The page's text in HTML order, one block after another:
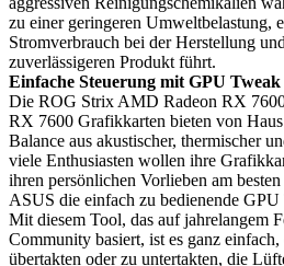
zu einer geringeren Umweltbelastung,
Stromverbrauch bei der Herstellung
zuverlässigeren Produkt führt.
Einfache Steuerung mit GPU
Die ROG Strix AMD Radeon RX
RX 7600 Grafikkarten bieten von
Balance aus akustischer, thermischer
viele Enthusiasten wollen ihre
ihren persönlichen Vorlieben am
ASUS die einfach zu bedienende
Mit diesem Tool, das auf jahrelangem
Community basiert, ist es ganz
übertakten oder zu untertakten, die